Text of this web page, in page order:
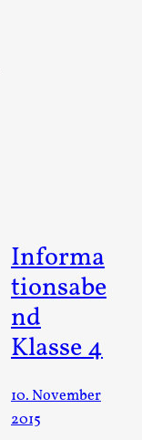
Informa
tionsabe
nd
Klasse 4
10. November
2015